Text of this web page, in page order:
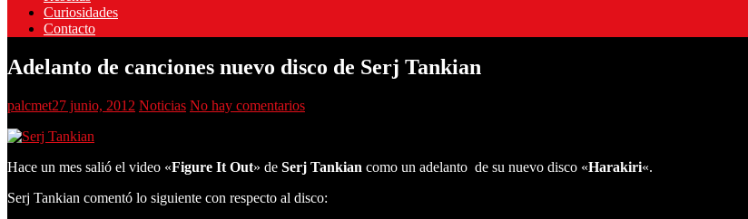
Curiosidades
Contacto
Adelanto de canciones nuevo disco de Serj Tankian
palcmet27 junio, 2012 Noticias No hay comentarios
Hace un mes salió el video «Figure It Out» de Serj Tankian como un adelanto de su nuevo disco «Harakiri«.
Serj Tankian comentó lo siguiente con respecto al disco: